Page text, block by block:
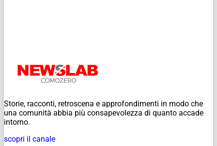
Storie, racconti, retroscena e approfondimenti in modo che
una comunità abbia più consapevolezza di quanto accade
intorno.
scopri il canale